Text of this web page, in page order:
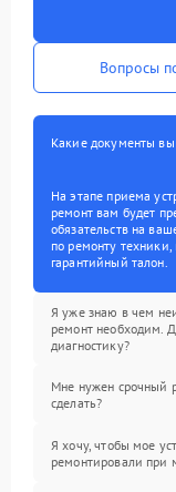
Вопросы
Какие документы вы
На этапе приема
ремонт вам будет
обязательств на
по ремонту
гарантийный талон.
Я уже знаю в чем
ремонт необходим.
диагностику?
Мне нужен срочный
сделать?
Я хочу, чтобы мое
ремонтировали при